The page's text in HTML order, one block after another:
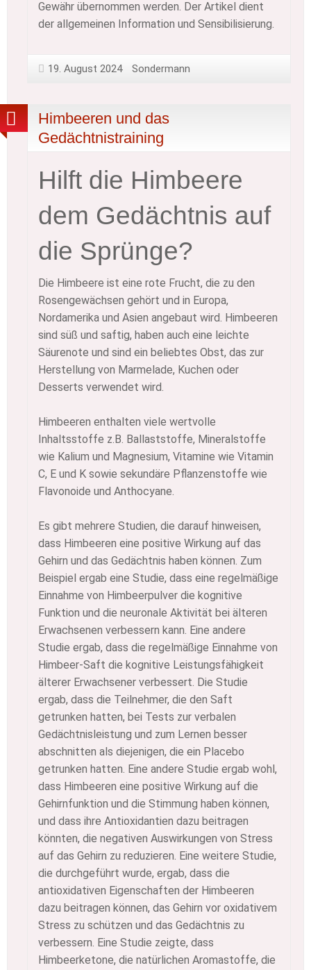
Gewähr übernommen werden. Der Artikel dient
der allgemeinen Information und Sensibilisierung.
19. August 2024 Sondermann
Himbeeren und das
Gedächtnistraining
Hilft die Himbeere
dem Gedächtnis auf
die Sprünge?
Die Himbeere ist eine rote Frucht, die zu den
Rosengewächsen gehört und in Europa,
Nordamerika und Asien angebaut wird. Himbeeren
sind süß und saftig, haben auch eine leichte
Säurenote und sind ein beliebtes Obst, das zur
Herstellung von Marmelade, Kuchen oder
Desserts verwendet wird.
Himbeeren enthalten viele wertvolle
Inhaltsstoffe z.B. Ballaststoffe, Mineralstoffe
wie Kalium und Magnesium, Vitamine wie Vitamin
C, E und K sowie sekundäre Pflanzenstoffe wie
Flavonoide und Anthocyane.
Es gibt mehrere Studien, die darauf hinweisen,
dass Himbeeren eine positive Wirkung auf das
Gehirn und das Gedächtnis haben können. Zum
Beispiel ergab eine Studie, dass eine regelmäßige
Einnahme von Himbeerpulver die kognitive
Funktion und die neuronale Aktivität bei älteren
Erwachsenen verbessern kann. Eine andere
Studie ergab, dass die regelmäßige Einnahme von
Himbeer-Saft die kognitive Leistungsfähigkeit
älterer Erwachsener verbessert. Die Studie
ergab, dass die Teilnehmer, die den Saft
getrunken hatten, bei Tests zur verbalen
Gedächtnisleistung und zum Lernen besser
abschnitten als diejenigen, die ein Placebo
getrunken hatten. Eine andere Studie ergab wohl,
dass Himbeeren eine positive Wirkung auf die
Gehirnfunktion und die Stimmung haben können,
und dass ihre Antioxidantien dazu beitragen
könnten, die negativen Auswirkungen von Stress
auf das Gehirn zu reduzieren. Eine weitere Studie,
die durchgeführt wurde, ergab, dass die
antioxidativen Eigenschaften der Himbeeren
dazu beitragen können, das Gehirn vor oxidativem
Stress zu schützen und das Gedächtnis zu
verbessern. Eine Studie zeigte, dass
Himbeerketone, die natürlichen Aromastoffe, die